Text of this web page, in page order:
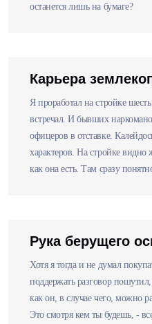
останется лишь на бумаге?
Карьера
Я проработал на стройке
встречал. И бывших
офицеров в отставке.
характеров. На стройке
как она есть. Там сразу
Рука берущего
Хотя я тогда и не думал
поддержать разговор
как он, в случае чего, можно
Это смотря кем ты будешь, -